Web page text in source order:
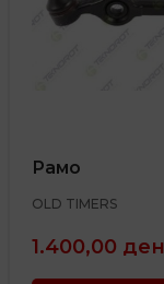
Рамо
OLD TIMERS
1.400,00 ден